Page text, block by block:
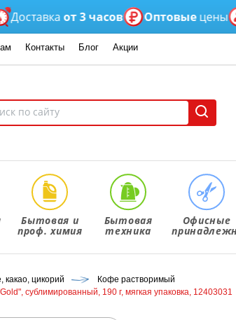
от 3 часов Оптовыецены
Контакты Блог Акции
Бытовая и
проф. химия
Бытовая
техника
Офисные
какао, цикорий
Кофе растворимый
сублимированный, 190 г, мягкая упаковка, 12403031